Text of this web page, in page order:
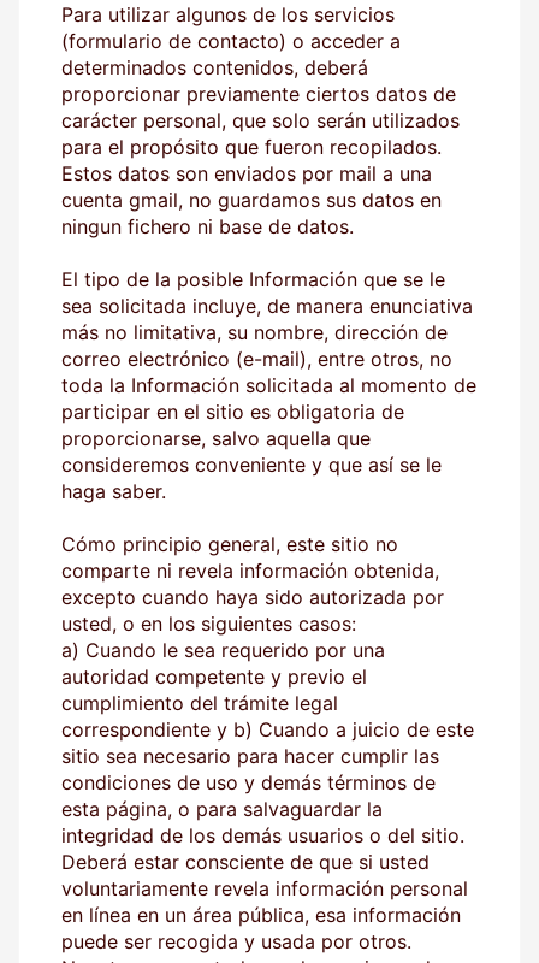
Para utilizar algunos de los servicios
(formulario de contacto) o acceder a
determinados contenidos, deberá
proporcionar previamente ciertos datos de
carácter personal, que solo serán utilizados
para el propósito que fueron recopilados.
Estos datos son enviados por mail a una
cuenta gmail, no guardamos sus datos en
ningun fichero ni base de datos.
El tipo de la posible Información que se le
sea solicitada incluye, de manera enunciativa
más no limitativa, su nombre, dirección de
correo electrónico (e-mail), entre otros, no
toda la Información solicitada al momento de
participar en el sitio es obligatoria de
proporcionarse, salvo aquella que
consideremos conveniente y que así se le
haga saber.
Cómo principio general, este sitio no
comparte ni revela información obtenida,
excepto cuando haya sido autorizada por
usted, o en los siguientes casos:
a) Cuando le sea requerido por una
autoridad competente y previo el
cumplimiento del trámite legal
correspondiente y b) Cuando a juicio de este
sitio sea necesario para hacer cumplir las
condiciones de uso y demás términos de
esta página, o para salvaguardar la
integridad de los demás usuarios o del sitio.
Deberá estar consciente de que si usted
voluntariamente revela información personal
en línea en un área pública, esa información
puede ser recogida y usada por otros.